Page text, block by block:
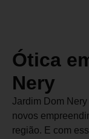
Ótica
Nery
Jardim Dom
novos
região. E com